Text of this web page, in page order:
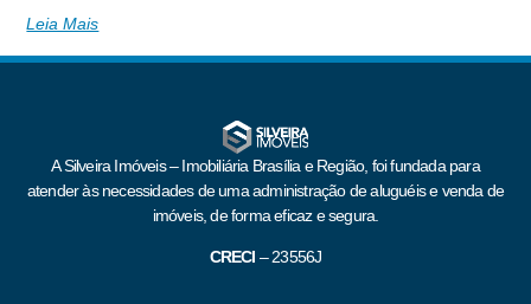
Leia Mais
A Silveira Imóveis – Imobiliária Brasília e Região, foi fundada para
atender às necessidades de uma administração de aluguéis e venda de
imóveis, de forma eficaz e segura.
CRECI –23556J